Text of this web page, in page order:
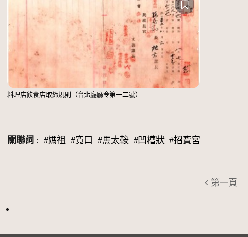
料理店飲食店取締規則（台北廳廳令第一二號）
關聯詞 : #媽祖 #寬口 #馬太鞍 #凹槽狀 #招寶宮
第一頁